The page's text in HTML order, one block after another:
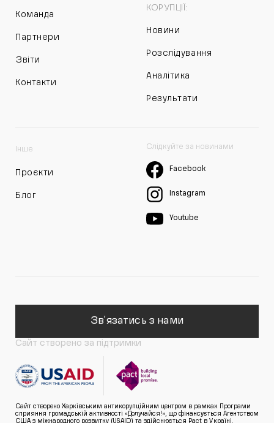
Команда
Партнери
Звіти
Контакти
КОРУПЦІЇ:
Новини
Розслідування
Аналітика
Результати
Інше
Проєкти
Блог
Слідкуйте за новинами
Facebook
Instagram
Youtube
Зв'язатись з нами
Сайт створено за підтримки
Сайт створено Харківським антикорупційним центром в рамках Програми
сприяння громадській активності «Долучайся!», що фінансується Агентством
США з міжнародного розвитку (USAID) та здійснюється Pact в Україні.